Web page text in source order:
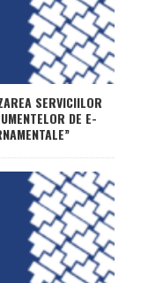
SERVICIILOR
DE E-